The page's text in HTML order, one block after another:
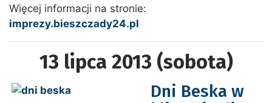
Więcej informacji na stronie:
imprezy.bieszczady24.pl
13 lipca 2013 (sobota)
Dni Beska w